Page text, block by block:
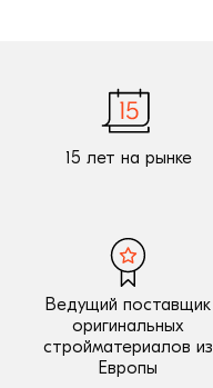
15 лет на рынке
Ведущий поставщик
оригинальных
стройматериалов из
Европы